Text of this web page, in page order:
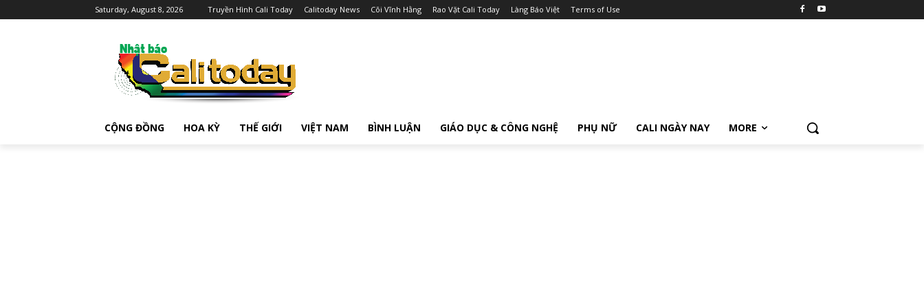
Saturday, August 8, 2026 Truyền Hình Cali Today Calitoday News Cõi Vĩnh Hằng Rao Vặt Cali Today Làng Báo Việt Terms of Use
CỘNG ĐỒNG HOA KỲ THẾ GIỚI VIỆT NAM BÌNH LUẬN GIÁO DỤC & CÔNG NGHỆ PHỤ NỮ CALI NGÀY NAY MORE